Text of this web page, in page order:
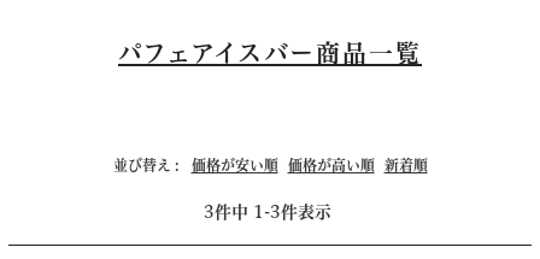
パフェアイスバー商品一覧
並び替え 価格が安い順 価格が高い順 新着順
3件中 1 -3件表示